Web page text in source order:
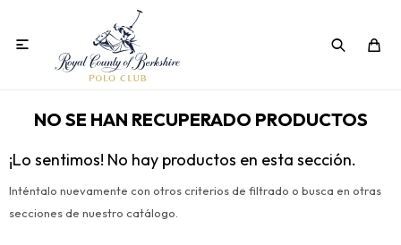

NO SE HAN RECUPERADO PRODUCTOS
¡Lo sentimos! No hay productos en esta sección.
Inténtalo nuevamente con otros criterios de filtrado o busca en otras
secciones de nuestro catálogo.